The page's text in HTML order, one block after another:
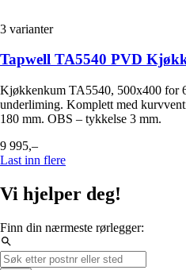
3 varianter
Tapwell TA5540 PVD
Kjøkkenkum TA5540, 500x400 for
underliming. Komplett med
180 mm. OBS – tykkelse 3 mm.
9 995,–
Last inn flere
Vi hjelper deg!
Finn din nærmeste rørlegger: